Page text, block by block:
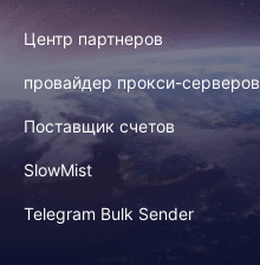
Центр партнеров
провайдер прокси-серверов
Поставщик счетов
SlowMist
Telegram Bulk Sender